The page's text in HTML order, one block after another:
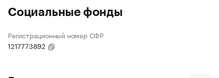
Социальные фонды
Регистрационный номер СФР
1217773892